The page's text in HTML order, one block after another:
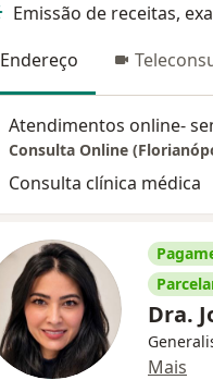
Emissão de receitas,
Endereço
Consulta Online
Consulta clínica médica
Dra.
Mais